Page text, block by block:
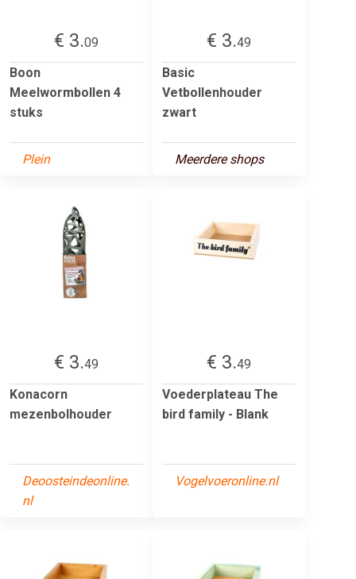
€ 3.09
Boon
Meelwormbollen 4
stuks
Plein
€ 3.49
Basic
Vetbollenhouder
zwart
Meerdere shops
€ 3.49
Konacorn
mezenbolhouder
Deoosteindeonline.
nl
€ 3.49
Voederplateau The
bird family - Blank
Vogelvoeronline.nl